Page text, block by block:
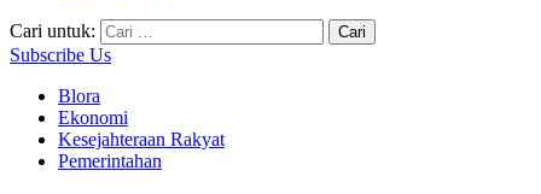
Cari untuk:
Subscribe Us
Blora
Ekonomi
Kesejahteraan Rakyat
Pemerintahan